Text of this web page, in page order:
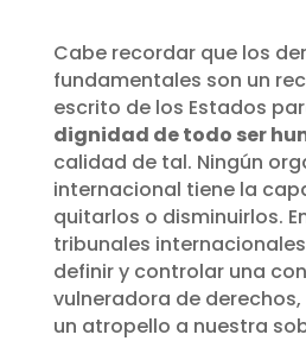
Cabe recordar que los
fundamentales son un
escrito de los Estados
dignidad de todo ser
calidad de tal. Ningún
internacional tiene la
quitarlos o disminuirlos.
tribunales
definir y controlar una
vulneradora de
un atropello a nuestra